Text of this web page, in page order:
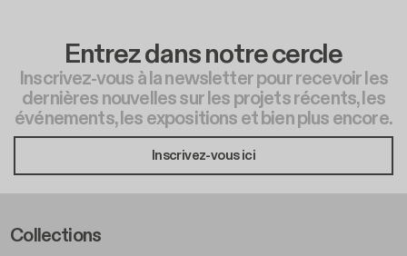
Entrez dans notre cercle
Inscrivez-vous à la newsletter pour recevoir les
dernières nouvelles sur les projets récents, les
événements, les expositions et bien plus encore.
Inscrivez-vous ici
Footer Left Middle A
Collections